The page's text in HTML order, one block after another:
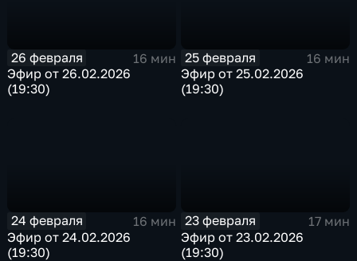
26 февраля
16 мин
Эфир от 26.02.2026
(19:30)
25 февраля
16 мин
Эфир от 25.02.2026
(19:30)
24 февраля
16 мин
Эфир от 24.02.2026
(19:30)
23 февраля
17 мин
Эфир от 23.02.2026
(19:30)